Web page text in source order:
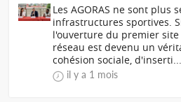
Les AGORAS ne sont plus
infrastructures sportives.
l'ouverture du premier site
réseau est devenu un
cohésion sociale, d'inserti...
il y a 1 mois